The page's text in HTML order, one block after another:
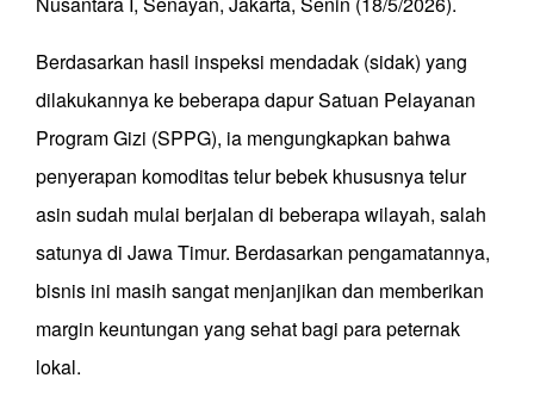
Berdasarkan hasil inspeksi mendadak (sidak) yang
dilakukannya ke beberapa dapur Satuan Pelayanan
Program Gizi (SPPG), ia mengungkapkan bahwa
penyerapan komoditas telur bebek khususnya telur
asin sudah mulai berjalan di beberapa wilayah, salah
satunya di Jawa Timur. Berdasarkan pengamatannya,
bisnis ini masih sangat menjanjikan dan memberikan
margin keuntungan yang sehat bagi para peternak
lokal.